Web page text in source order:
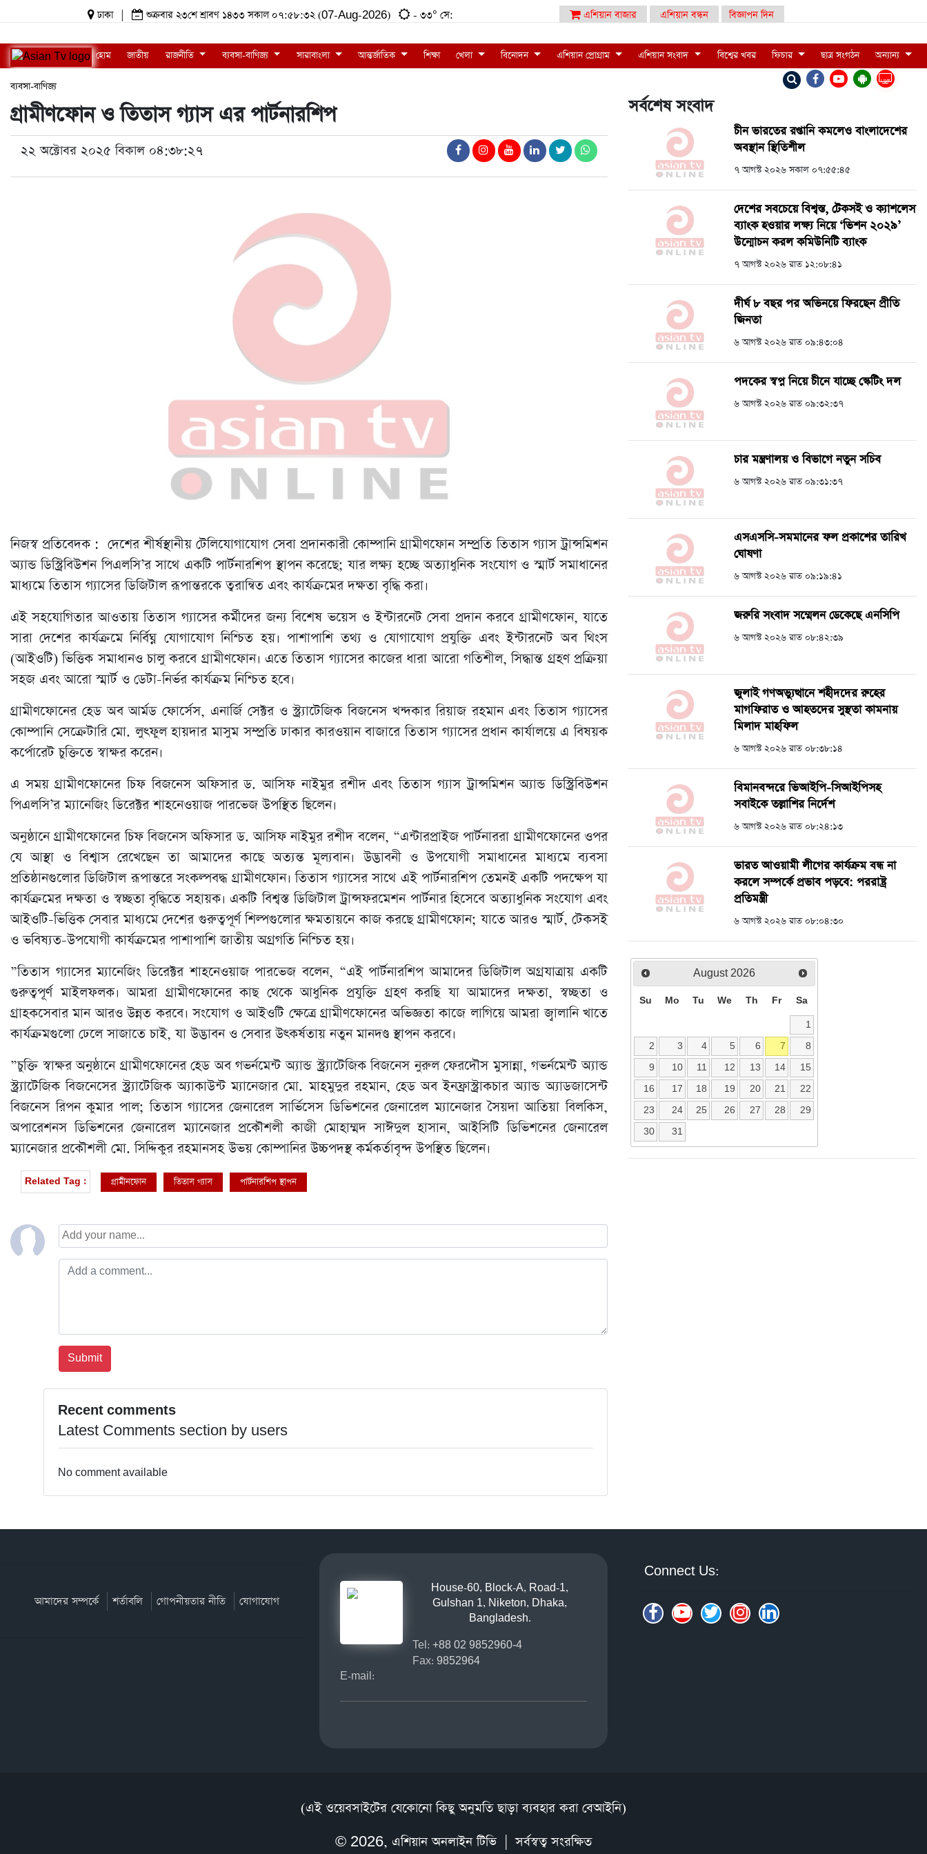
ঢাকা শুক্রবার ২৩শে শ্রাবণ ১৪৩৩ সকাল ০৭:৫৮:৩২ (07-Aug-2026) - ৩৩° সে: এশিয়ান বাজার এশিয়ান বন্ধন বিজ্ঞাপন দিন
LIVE
হোম জাতীয় রাজনীতি ব্যবসা-বাণিজ্য সারাবাংলা আন্তর্জাতিক শিক্ষা খেলা বিনোদন এশিয়ান প্রোগ্রাম এশিয়ান সংবাদ বিশ্বের খবর ফিচার ছাত্র সংগঠন অন্যান্য
ব্যবসা-বাণিজ্য
গ্রামীণফোন ও তিতাস গ্যাস এর পার্টনার‌শিপ
২২ অক্টোবর ২০২৫ বিকাল ০৪:৩৮:২৭
নিজস্ব প্রতিবেদক : দেশের শীর্ষস্থানীয় টেলিযোগাযোগ সেবা প্রদানকারী কোম্পানি গ্রামীণফোন সম্প্রতি তিতাস গ্যাস ট্রান্সমিশন
অ্যান্ড ডিস্ট্রিবিউশন পিএলসি’র সাথে একটি পার্টনারশিপ স্থাপন করেছে; যার লক্ষ্য হচ্ছে অত্যাধুনিক সংযোগ ও স্মার্ট সমাধানের
মাধ্যমে তিতাস গ্যাসের ডিজিটাল রূপান্তরকে ত্বরান্বিত এবং কার্যক্রমের দক্ষতা বৃদ্ধি করা।
এই সহযোগিতার আওতায় তিতাস গ্যাসের কর্মীদের জন্য বিশেষ ভয়েস ও ইন্টারনেট সেবা প্রদান করবে গ্রামীণফোন, যাতে
সারা দেশের কার্যক্রমে নির্বিঘ্ন যোগাযোগ নিশ্চিত হয়। পাশাপাশি তথ্য ও যোগাযোগ প্রযুক্তি এবং ইন্টারনেট অব থিংস
(আইওটি) ভিত্তিক সমাধানও চালু করবে গ্রামীণফোন। এতে তিতাস গ্যাসের কাজের ধারা আরো গতিশীল, সিদ্ধান্ত গ্রহণ প্রক্রিয়া
সহজ এবং আরো স্মার্ট ও ডেটা-নির্ভর কার্যক্রম নিশ্চিত হবে।
গ্রামীণফোনের হেড অব আর্মড ফোর্সেস, এনার্জি সেক্টর ও স্ট্র্যাটেজিক বিজনেস খন্দকার রিয়াজ রহমান এবং তিতাস গ্যাসের
কোম্পানি সেক্রেটারি মো. লুৎফুল হায়দার মাসুম সম্প্রতি ঢাকার কারওয়ান বাজারে তিতাস গ্যাসের প্রধান কার্যালয়ে এ বিষয়ক
কর্পোরেট চুক্তিতে স্বাক্ষর করেন।
এ সময় গ্রামীণফোনের চিফ বিজনেস অফিসার ড. আসিফ নাইমুর রশীদ এবং তিতাস গ্যাস ট্রান্সমিশন অ্যান্ড ডিস্ট্রিবিউশন
পিএলসি’র ম্যানেজিং ডিরেক্টর শাহনেওয়াজ পারভেজ উপস্থিত ছিলেন।
অনুষ্ঠানে গ্রামীণফোনের চিফ বিজনেস অফিসার ড. আসিফ নাইমুর রশীদ বলেন, “এন্টারপ্রাইজ পার্টনাররা গ্রামীণফোনের ওপর
যে আস্থা ও বিশ্বাস রেখেছেন তা আমাদের কাছে অত্যন্ত মূল্যবান। উদ্ভাবনী ও উপযোগী সমাধানের মাধ্যমে ব্যবসা
প্রতিষ্ঠানগুলোর ডিজিটাল রূপান্তরে সংকল্পবদ্ধ গ্রামীণফোন। তিতাস গ্যাসের সাথে এই পার্টনারশিপ তেমনই একটি পদক্ষেপ যা
কার্যক্রমের দক্ষতা ও স্বচ্ছতা বৃদ্ধিতে সহায়ক। একটি বিশ্বস্ত ডিজিটাল ট্রান্সফরমেশন পার্টনার হিসেবে অত্যাধুনিক সংযোগ এবং
আইওটি-ভিত্তিক সেবার মাধ্যমে দেশের গুরুত্বপূর্ণ শিল্পগুলোর ক্ষমতায়নে কাজ করছে গ্রামীণফোন; যাতে আরও স্মার্ট, টেকসই
ও ভবিষ্যত-উপযোগী কার্যক্রমের পাশাপাশি জাতীয় অগ্রগতি নিশ্চিত হয়।
”তিতাস গ্যাসের ম্যানেজিং ডিরেক্টর শাহনেওয়াজ পারভেজ বলেন, “এই পার্টনারশিপ আমাদের ডিজিটাল অগ্রযাত্রায় একটি
গুরুত্বপূর্ণ মাইলফলক। আমরা গ্রামীণফোনের কাছ থেকে আধুনিক প্রযুক্তি গ্রহণ করছি যা আমাদের দক্ষতা, স্বচ্ছতা ও
গ্রাহকসেবার মান আরও উন্নত করবে। সংযোগ ও আইওটি ক্ষেত্রে গ্রামীণফোনের অভিজ্ঞতা কাজে লাগিয়ে আমরা জ্বালানি খাতে
কার্যক্রমগুলো ঢেলে সাজাতে চাই, যা উদ্ভাবন ও সেবার উৎকর্ষতায় নতুন মানদণ্ড স্থাপন করবে।
”চুক্তি স্বাক্ষর অনুষ্ঠানে গ্রামীণফোনের হেড অব গভর্নমেন্ট অ্যান্ড স্ট্র্যাটেজিক বিজনেস নুরুল ফেরদৌস মুসান্না, গভর্নমেন্ট অ্যান্ড
স্ট্র্যাটেজিক বিজনেসের স্ট্র্যাটেজিক অ্যাকাউন্ট ম্যানেজার মো. মাহমুদুর রহমান, হেড অব ইনফ্রাস্ট্রাকচার অ্যান্ড অ্যাডজাসেন্ট
বিজনেস রিপন কুমার পাল; তিতাস গ্যাসের জেনারেল সার্ভিসেস ডিভিশনের জেনারেল ম্যানেজার সৈয়দা আতিয়া বিলকিস,
অপারেশনস ডিভিশনের জেনারেল ম্যানেজার প্রকৌশলী কাজী মোহাম্মদ সাঈদুল হাসান, আইসিটি ডিভিশনের জেনারেল
ম্যানেজার প্রকৌশলী মো. সিদ্দিকুর রহমানসহ উভয় কোম্পানির উচ্চপদস্থ কর্মকর্তাবৃন্দ উপস্থিত ছিলেন।
Related Tag : গ্রামীনফোন তিতাস গ্যাস পার্টনারশিপ স্থাপন
Recent comments
Latest Comments section by users
No comment available
সর্বশেষ সংবাদ
চীন ভারতের রপ্তানি কমলেও বাংলাদেশের
অবস্থান স্থিতিশীল
৭ আগস্ট ২০২৬ সকাল ০৭:৫৫:৪৫
দেশের সবচেয়ে বিশ্বস্ত, টেকসই ও ক্যাশলেস
ব্যাংক হওয়ার লক্ষ্য নিয়ে ‘ভিশন ২০২৯’
উন্মোচন করল কমিউনিটি ব্যাংক
৭ আগস্ট ২০২৬ রাত ১২:০৮:৪১
দীর্ঘ ৮ বছর পর অভিনয়ে ফিরছেন প্রীতি
জিনতা
৬ আগস্ট ২০২৬ রাত ০৯:৪৩:০৪
পদকের স্বপ্ন নিয়ে চীনে যাচ্ছে স্কেটিং দল
৬ আগস্ট ২০২৬ রাত ০৯:৩২:৩৭
চার মন্ত্রণালয় ও বিভাগে নতুন সচিব
৬ আগস্ট ২০২৬ রাত ০৯:৩১:৩৭
এসএসসি-সমমানের ফল প্রকাশের তারিখ
ঘোষণা
৬ আগস্ট ২০২৬ রাত ০৯:১৯:৪১
জরুরি সংবাদ সম্মেলন ডেকেছে এনসিপি
৬ আগস্ট ২০২৬ রাত ০৮:৪২:৩৯
জুলাই গণঅভ্যুত্থানে শহীদদের রুহের
মাগফিরাত ও আহতদের সুস্থতা কামনায়
মিলাদ মাহফিল
৬ আগস্ট ২০২৬ রাত ০৮:৩৮:১৪
বিমানবন্দরে ভিআইপি-সিআইপিসহ
সবাইকে তল্লাশির নির্দেশ
৬ আগস্ট ২০২৬ রাত ০৮:২৪:১৩
ভারত আওয়ামী লীগের কার্যক্রম বন্ধ না
করলে সম্পর্কে প্রভাব পড়বে: পররাষ্ট্র
প্রতিমন্ত্রী
৬ আগস্ট ২০২৬ রাত ০৮:০৪:৩০
August 2026
Su Mo Tu We Th Fr Sa
1
2
3 4 5 6 7
8
9
10 11 12 13 14
15
16
17 18 19 20 21
22
23
24 25 26 27 28
29
30
31
আমাদের সম্পর্কে শর্তাবলি গোপনীয়তার নীতি যোগাযোগ
House-60, Block-A, Road-1,
Gulshan 1, Niketon, Dhaka,
Bangladesh.
Tel: +88 02 9852960-4
Fax: 9852964
E-mail:
Connect Us:
(এই ওয়েবসাইটের যেকোনো কিছু অনুমতি ছাড়া ব্যবহার করা বেআইনি)
© 2026, এশিয়ান অনলাইন টিভি| সর্বস্বত্ব সংরক্ষিত